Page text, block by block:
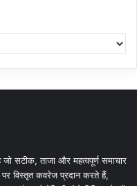
सटीक, ताजा और महत्वपूर्ण समाचार
पर विस्तृत कवरेज प्रदान करते हैं,